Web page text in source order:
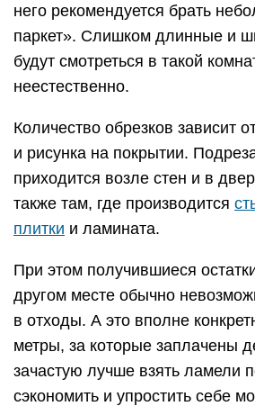
него рекомендуется брать
паркет». Слишком длинные и
будут смотреться в такой
неестественно.
Количество обрезков зависит
и рисунка на покрытии.
приходится возле стен и в
также там, где производится
плитки и ламината.
При этом получившиеся
другом месте обычно
в отходы. А это вполне
метры, за которые заплачены
зачастую лучше взять ламели
сэкономить и упростить себе